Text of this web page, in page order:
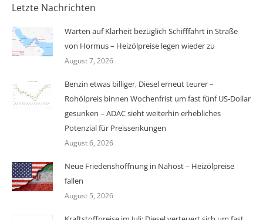
Letzte Nachrichten
Warten auf Klarheit bezüglich Schifffahrt in Straße
von Hormus – Heizölpreise legen wieder zu
August 7, 2026
Benzin etwas billiger, Diesel erneut teurer –
Rohölpreis binnen Wochenfrist um fast fünf US-Dollar
gesunken – ADAC sieht weiterhin erhebliches
Potenzial für Preissenkungen
August 6, 2026
Neue Friedenshoffnung in Nahost – Heizölpreise
fallen
August 5, 2026